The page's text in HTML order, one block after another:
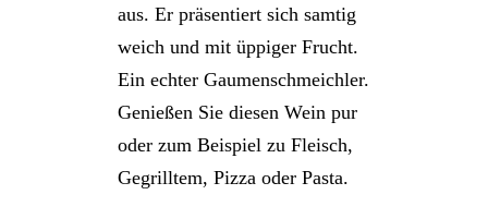
aus. Er präsentiert sich samtig
weich und mit üppiger Frucht.
Ein echter Gaumenschmeichler.
Genießen Sie diesen Wein pur
oder zum Beispiel zu Fleisch,
Gegrilltem, Pizza oder Pasta.